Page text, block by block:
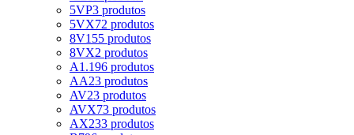
5VP3 produtos
5VX72 produtos
8V155 produtos
8VX2 produtos
A1.196 produtos
AA23 produtos
AV23 produtos
AVX73 produtos
AX233 produtos